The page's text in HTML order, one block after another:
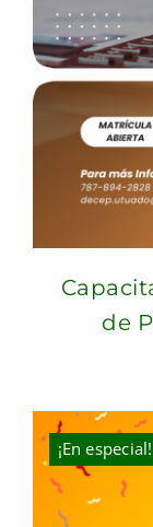
de
¡En especial!